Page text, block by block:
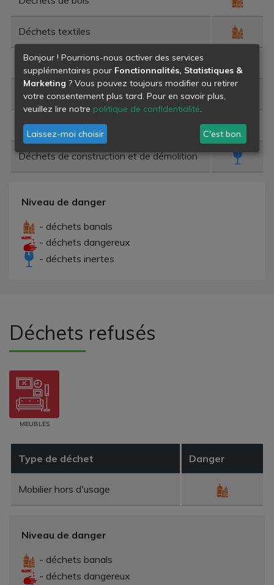
Déchets textiles
Encombrants ménagers divers
Corps gras
Déchets verts
Déchets de construction et de démolition
Niveau de danger
- déchets banals
- déchets dangereux
- déchets inertes
Déchets refusés
Type de déchet Danger
Mobilier hors d'usage
Niveau de danger
- déchets banals
- déchets dangereux
MEUBLES
Bonjour ! Pourrions-nous activer des services
supplémentaires pour Fonctionnalités, Statistiques &
Marketing ? Vous pouvez toujours modifier ou retirer
votre consentement plus tard. Pour en savoir plus,
veuillez lire notre politique de confidentialité.
Laissez-moi choisir C'est bon.